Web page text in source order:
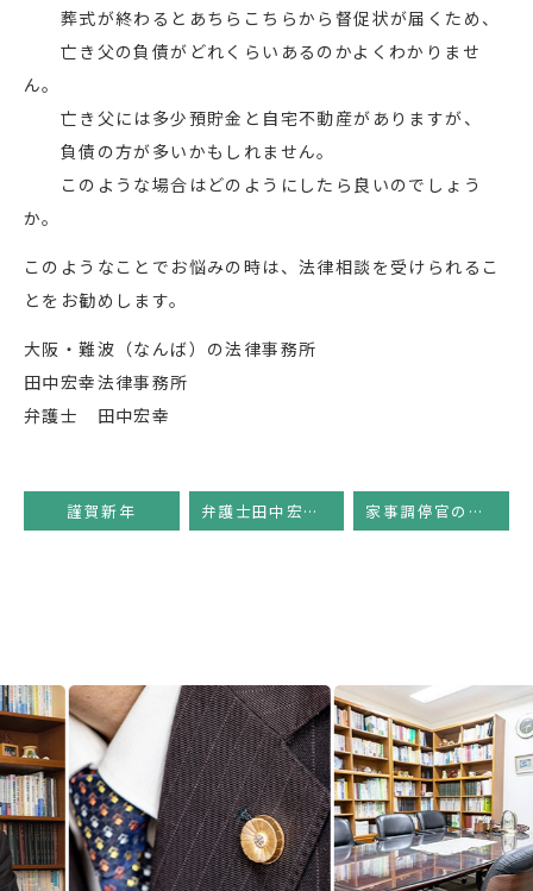
葬式が終わるとあちらこちらから督促状が届くため、
亡き父の負債がどれくらいあるのかよくわかりませ
ん。
亡き父には多少預貯金と自宅不動産がありますが、
負債の方が多いかもしれません。
このような場合はどのようにしたら良いのでしょう
か。
このようなことでお悩みの時は、法律相談を受けられるこ
とをお勧めします。
大阪・難波（なんば）の法律事務所
田中宏幸法律事務所
弁護士 田中宏幸
謹賀新年 弁護士田中宏幸のコラム 家事調停官の雑感
Previous Next